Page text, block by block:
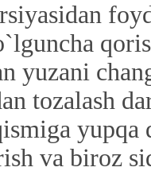
yuzani
tozalash
yupqa
va biroz